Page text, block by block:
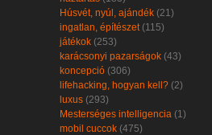
Húsvét, nyúl, ajándék (21)
ingatlan, építészet (115)
játékok (253)
karácsonyi pazarságok (43)
koncepció (306)
lifehacking, hogyan kell? (2)
luxus (293)
Mesterséges intelligencia (1)
mobil cuccok (475)